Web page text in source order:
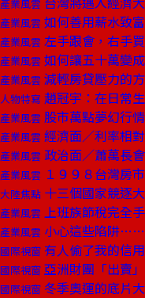
產業風雲
產業風雲 如何善用薪水致富
產業風雲 左手跟會，右手
產業風雲 如何讓五十萬變
產業風雲 減輕房貸壓力的
人物特寫 趙冠宇：在日常
產業風雲 股市萬點夢幻行
產業風雲 經濟面／利率相
產業風雲 政治面／蕭萬長
產業風雲 １９９８台灣房
大陸焦點 十三個國家競逐
產業風雲 上班族節稅完全
產業風雲 小心這些陷阱……
國際視窗 有人偷了我的信
國際視窗 亞洲財團「出賣
國際視窗 冬季奧運的底片